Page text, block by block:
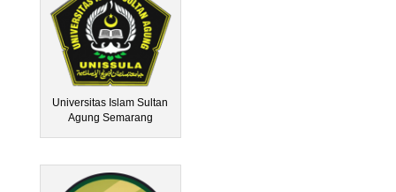
Universitas Islam Sultan
Agung Semarang